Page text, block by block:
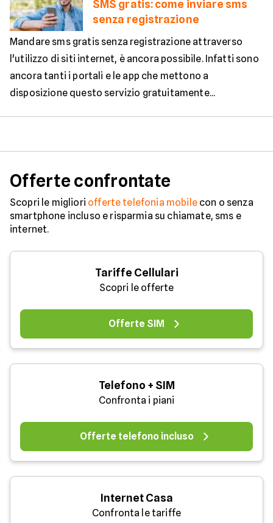
SMS gratis: come inviare sms
senza registrazione
Mandare sms gratis senza registrazione attraverso
l'utilizzo di siti internet, è ancora possibile. Infatti sono
ancora tanti i portali e le app che mettono a
disposizione questo servizio gratuitamente...
Offerte confrontate
Scopri le migliori offerte telefonia mobilecon o senza
smartphone incluso e risparmia su chiamate, sms e
internet.
Tariffe Cellulari
Scopri le offerte
Offerte SIM
Telefono + SIM
Confronta i piani
Offerte telefono incluso
Internet Casa
Confronta le tariffe